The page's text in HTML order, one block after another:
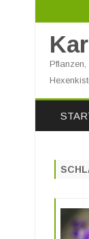
Pflanzen,